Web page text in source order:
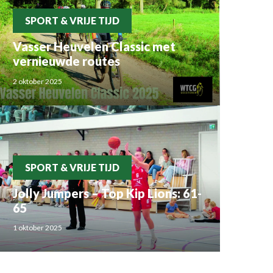
SPORT & VRIJE TIJD
Vasser Heuvelen Classic met
vernieuwde routes
2 oktober 2025
SPORT & VRIJE TIJD
Jolly Jumpers – Top Kip Lions: 61-
65
1 oktober 2025